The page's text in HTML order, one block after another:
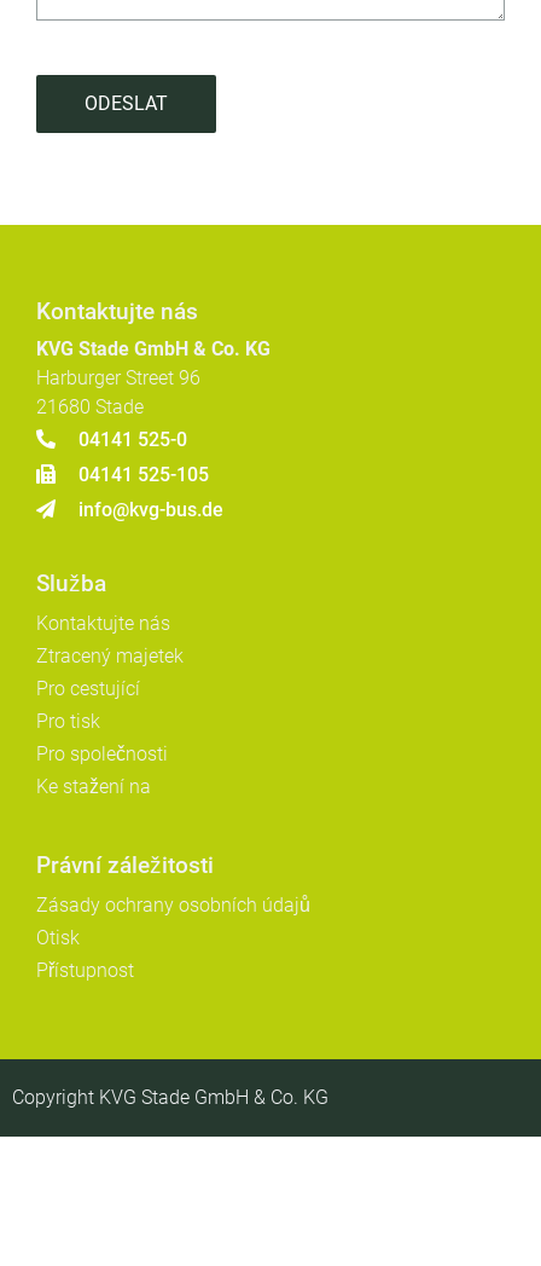
ODESLAT
Kontaktujte nás
KVG Stade GmbH & Co. KG
Harburger Street 96
21680 Stade
04141 525-0
04141 525-105
info@kvg-bus.de
Služba
Kontaktujte nás
Ztracený majetek
Pro cestující
Pro tisk
Pro společnosti
Ke stažení na
Právní záležitosti
Zásady ochrany osobních údajů
Otisk
Přístupnost
Copyright KVG Stade GmbH & Co. KG